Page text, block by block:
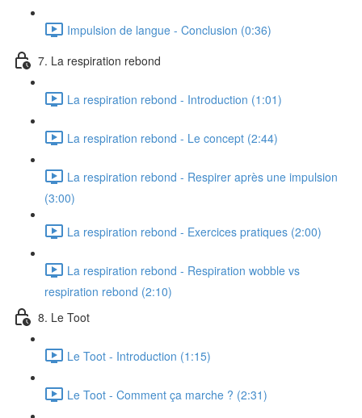
Impulsion de langue - Conclusion (0:36)
7. La respiration rebond
La respiration rebond - Introduction (1:01)
La respiration rebond - Le concept (2:44)
La respiration rebond - Respirer après une impulsion
(3:00)
La respiration rebond - Exercices pratiques (2:00)
La respiration rebond - Respiration wobble vs
respiration rebond (2:10)
8. Le Toot
Le Toot - Introduction (1:15)
Le Toot - Comment ça marche ? (2:31)